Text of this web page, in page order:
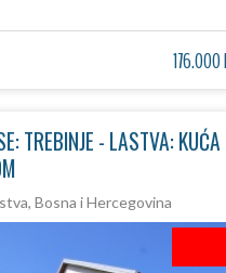
TREBINJE - LASTVA:
Bosna i Hercegovina